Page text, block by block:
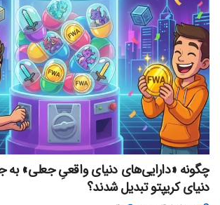
چگونه «دارایی‌های دنیای واقعیِ جعلی» به
دنیای کریپتو تبدیل شدند؟